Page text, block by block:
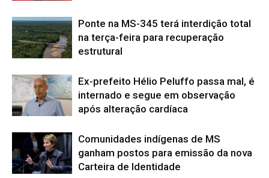
Ponte na MS-345 terá interdição total
na terça-feira para recuperação
estrutural
Ex-prefeito Hélio Peluffo passa mal, é
internado e segue em observação
após alteração cardíaca
Comunidades indígenas de MS
ganham postos para emissão da nova
Carteira de Identidade